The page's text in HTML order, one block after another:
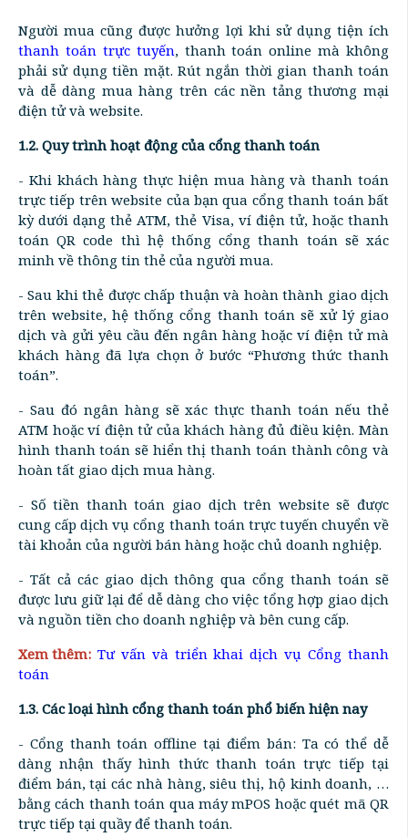
Người mua cũng được hưởng lợi khi sử dụng tiện ích
thanh toán trực tuyến, thanh toán online mà không
phải sử dụng tiền mặt. Rút ngắn thời gian thanh toán
và dễ dàng mua hàng trên các nền tảng thương mại
điện tử và website.
1.2. Quy trình hoạt động của cổng thanh toán
- Khi khách hàng thực hiện mua hàng và thanh toán
trực tiếp trên website của bạn qua cổng thanh toán bất
kỳ dưới dạng thẻ ATM, thẻ Visa, ví điện tử, hoặc thanh
toán QR code thì hệ thống cổng thanh toán sẽ xác
minh về thông tin thẻ của người mua.
- Sau khi thẻ được chấp thuận và hoàn thành giao dịch
trên website, hệ thống cổng thanh toán sẽ xử lý giao
dịch và gửi yêu cầu đến ngân hàng hoặc ví điện tử mà
khách hàng đã lựa chọn ở bước “Phương thức thanh
toán”.
- Sau đó ngân hàng sẽ xác thực thanh toán nếu thẻ
ATM hoặc ví điện tử của khách hàng đủ điều kiện. Màn
hình thanh toán sẽ hiển thị thanh toán thành công và
hoàn tất giao dịch mua hàng.
- Số tiền thanh toán giao dịch trên website sẽ được
cung cấp dịch vụ cổng thanh toán trực tuyến chuyển về
tài khoản của người bán hàng hoặc chủ doanh nghiệp.
- Tất cả các giao dịch thông qua cổng thanh toán sẽ
được lưu giữ lại để dễ dàng cho việc tổng hợp giao dịch
và nguồn tiền cho doanh nghiệp và bên cung cấp.
Xem thêm: Tư vấn và triển khai dịch vụ Cổng thanh
toán
1.3. Các loại hình cổng thanh toán phổ biến hiện nay
- Cổng thanh toán offline tại điểm bán: Ta có thể dễ
dàng nhận thấy hình thức thanh toán trực tiếp tại
điểm bán, tại các nhà hàng, siêu thị, hộ kinh doanh, …
bằng cách thanh toán qua máy mPOS hoặc quét mã QR
trực tiếp tại quầy để thanh toán.